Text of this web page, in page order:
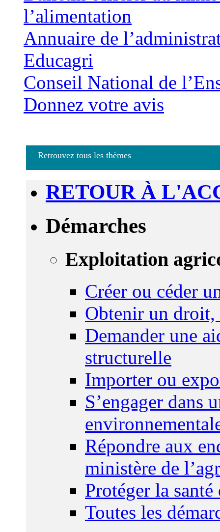
l’alimentation
Annuaire de
Educagri
Conseil National de
Donnez votre avis
Retrouvez tous les thèmes
RETOUR À
Démarches
Exploitation
Créer ou céder
Obtenir un droit,
Demander une
structurelle
Importer ou
S’engager dans
Répondre aux
ministère de
Protéger la
Toutes les